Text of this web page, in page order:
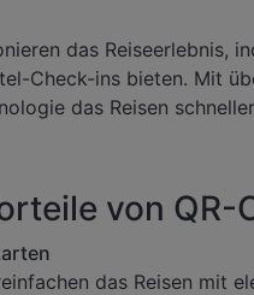
das Reiseerlebnis,
Check-ins bieten. Mit
das Reisen
von QR-
das Reisen mit